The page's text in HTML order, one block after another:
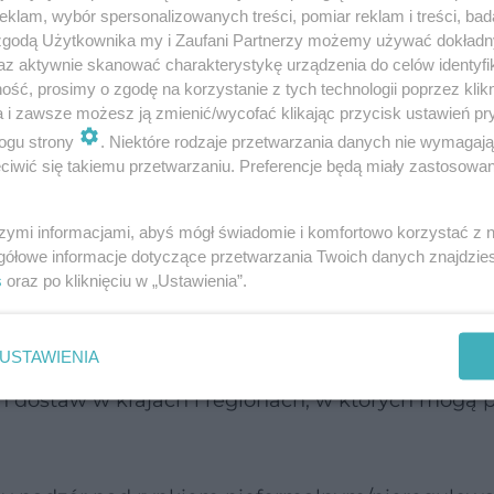
dawki mogą zaszkodzić
lek opioidowy.Nie ma on oficjalnie
czy terapeutycznego.Co więcej, objęty jest
I - zgodnie z zaleceniamiKomitetu
niepożądanymi takimi, jakdepresja
. Organizacja poinformowała, że WHO zaleca
dostaw w krajach i regionach, w których mogą
wybór spersonalizowanych treści, pomiar reklam i treści,
Użytkownika my i Zaufani Partnerzy możemy używać
aktywnie skanować charakterystykę urządzenia do celów
prosimy o zgodę na korzystanie z tych technologii poprzez
i zawsze możesz ją zmienić/wycofać klikając przycisk ustawień
strony
. Niektóre rodzaje przetwarzania danych nie
się takiemu przetwarzaniu. Preferencje będą miały
informacjami, abyś mógł świadomie i komfortowo korzystać z
informacje dotyczące przetwarzania Twoich danych
oraz po kliknięciu w „Ustawienia”.
USTAWIENIA